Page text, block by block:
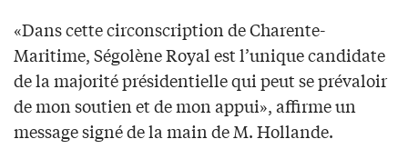
«Dans cette circonscription de Charente-
Maritime, Ségolène Royal est l’unique candidate
de la majorité présidentielle qui peut se prévaloir
de mon soutien et de mon appui», affirme un
message signé de la main de M. Hollande.